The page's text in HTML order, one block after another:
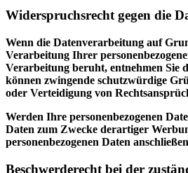
Widerspruchsrecht gegen die
Wenn die Datenverarbeitung auf
Verarbeitung Ihrer
Verarbeitung beruht, entnehmen Sie
können zwingende schutzwürdige
oder Verteidigung von
Werden Ihre personenbezogenen
Daten zum Zwecke derartiger
personenbezogenen Daten
Beschwerderecht bei der